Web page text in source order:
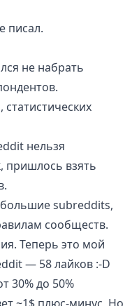
писал.
не набрать
нельзя
пришлось взять
.
большие subreddits,
сообществ.
Теперь это мой
— 58 лайков :-D
30% до 50%